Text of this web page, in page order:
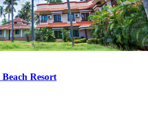
Resort